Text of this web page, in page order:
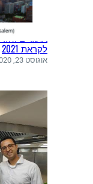
אתגרים
לקראת 2021
אוגוסט 23, 2020